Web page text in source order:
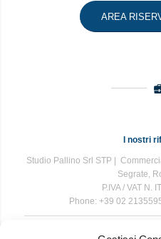
AREA
I nostri
Studio Pallino Srl STP |
Segrate,
P.IVA / VAT N.
Phone: +39 02